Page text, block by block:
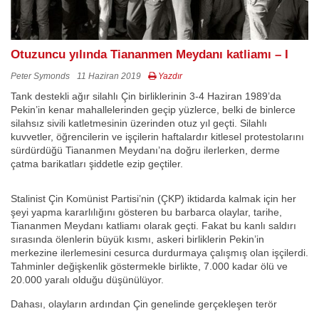
Otuzuncu yılında Tiananmen Meydanı katliamı – I
Peter Symonds 11 Haziran 2019 Yazdır
Tank destekli ağır silahlı Çin birliklerinin 3-4 Haziran 1989’da
Pekin’in kenar mahallelerinden geçip yüzlerce, belki de binlerce
silahsız sivili katletmesinin üzerinden otuz yıl geçti. Silahlı
kuvvetler, öğrencilerin ve işçilerin haftalardır kitlesel protestolarını
sürdürdüğü Tiananmen Meydanı’na doğru ilerlerken, derme
çatma barikatları şiddetle ezip geçtiler.
Stalinist Çin Komünist Partisi’nin (ÇKP) iktidarda kalmak için her
şeyi yapma kararlılığını gösteren bu barbarca olaylar, tarihe,
Tiananmen Meydanı katliamı olarak geçti. Fakat bu kanlı saldırı
sırasında ölenlerin büyük kısmı, askeri birliklerin Pekin’in
merkezine ilerlemesini cesurca durdurmaya çalışmış olan işçilerdi.
Tahminler değişkenlik göstermekle birlikte, 7.000 kadar ölü ve
20.000 yaralı olduğu düşünülüyor.
Dahası, olayların ardından Çin genelinde gerçekleşen terör